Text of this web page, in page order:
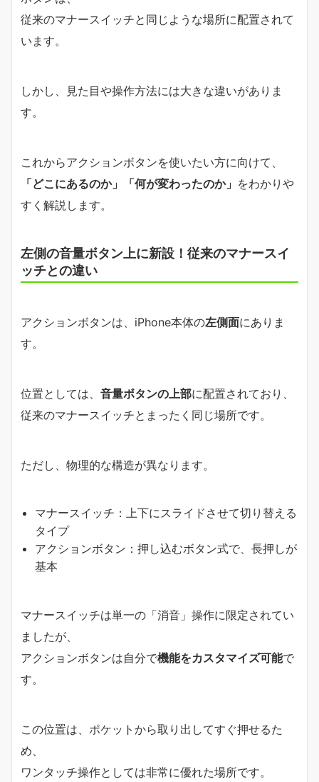
従来のマナースイッチと同じような場所に配置されて
います。
しかし、見た目や操作方法には大きな違いがありま
す。
これからアクションボタンを使いたい方に向けて、
「どこにあるのか」「何が変わったのか」 をわかりや
すく解説します。
左側の音量ボタン上に新設！従来のマナースイ
ッチとの違い
アクションボタンは、iPhone本体の左側面にありま
す。
位置としては、 音量ボタンの上部に配置されており、
従来のマナースイッチとまったく同じ場所です。
ただし、物理的な構造が異なります。
マナースイッチ：上下にスライドさせて切り替える
タイプ
アクションボタン：押し込むボタン式で、長押しが
基本
マナースイッチは単一の「消音」操作に限定されてい
ましたが、
アクションボタンは自分で機能をカスタマイズ可能で
す。
この位置は、ポケットから取り出してすぐ押せるた
め、
ワンタッチ操作としては非常に優れた場所です。